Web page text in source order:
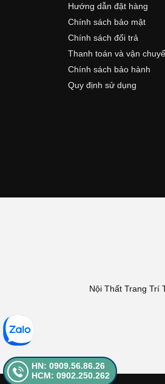
Hướng dẫn đặt hàng
Chính sách bảo mật
Chính sách đổi trả
Thanh toán và vận
Chính sách bảo hành
Quy định sử dụng
Nội Thất Trang Trí
HN: 0909.56.86.26
HCM: 0902.250.262